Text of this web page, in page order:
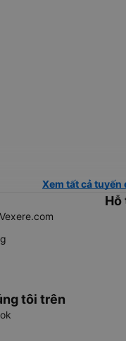
Xem tất cả tuyến
tôi trên
Hỗ